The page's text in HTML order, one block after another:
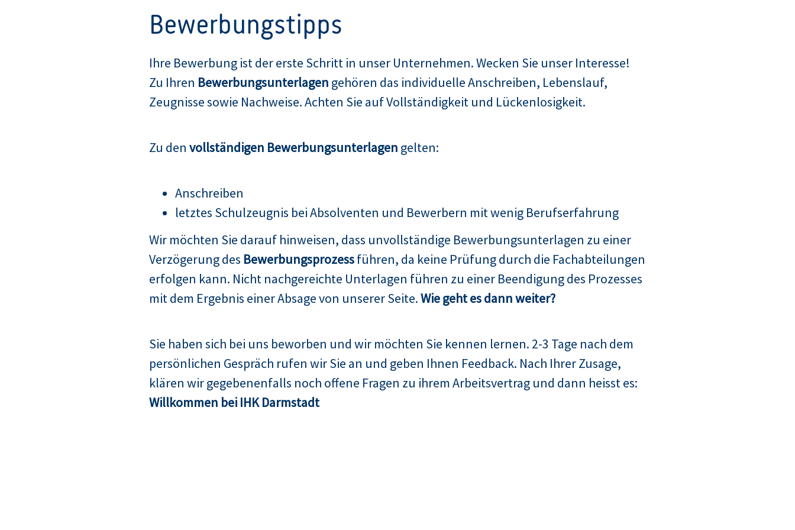
Bewerbungstipps
Ihre Bewerbung ist der erste Schritt in unser Unternehmen. Wecken Sie unser Interesse!
Zu Ihren Bewerbungsunterlagen gehören das individuelle Anschreiben, Lebenslauf,
Zeugnisse sowie Nachweise. Achten Sie auf Vollständigkeit und Lückenlosigkeit.
Zu den vollständigen Bewerbungsunterlagen gelten:
Anschreiben
letztes Schulzeugnis bei Absolventen und Bewerbern mit wenig Berufserfahrung
Wir möchten Sie darauf hinweisen, dass unvollständige Bewerbungsunterlagen zu einer
Verzögerung des Bewerbungsprozessführen, da keine Prüfung durch die Fachabteilungen
erfolgen kann. Nicht nachgereichte Unterlagen führen zu einer Beendigung des Prozesses
mit dem Ergebnis einer Absage von unserer Seite.Wie geht es dann weiter?
Sie haben sich bei uns beworben und wir möchten Sie kennen lernen. 2-3 Tage nach dem
persönlichen Gespräch rufen wir Sie an und geben Ihnen Feedback. Nach Ihrer Zusage,
klären wir gegebenenfalls noch offene Fragen zu ihrem Arbeitsvertrag und dann heisst es:
Willkommen bei IHK Darmstadt